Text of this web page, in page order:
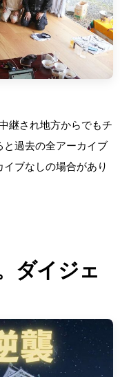
継され地方からでもチ
と過去の全アーカイブ
ブなしの場合があり
ダイジェ